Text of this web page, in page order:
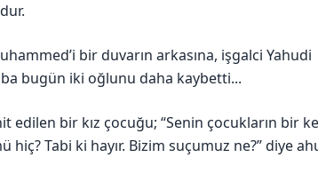
bir duvarın arkasına, işgalci Yahudi
bugün iki oğlunu daha kaybetti...
edilen bir kız çocuğu; “Senin çocukların bir
Tabi ki hayır. Bizim suçumuz ne?” diye